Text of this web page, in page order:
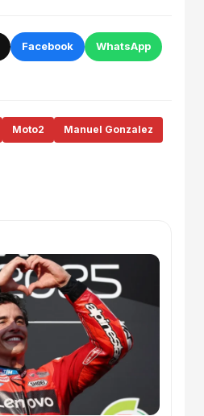
Facebook WhatsApp
Moto2 Manuel Gonzalez